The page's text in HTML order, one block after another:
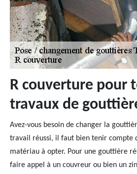
R couverture pour
travaux de
Avez-vous besoin de changer la
travail réussi, il faut bien tenir compte
matériau à opter. Pour une gouttière
faire appel à un couvreur ou bien un